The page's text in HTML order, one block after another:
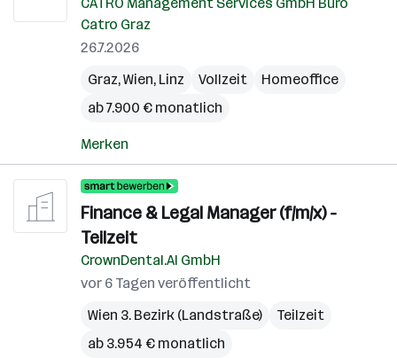
Catro Graz
26.7.2026
Graz,Wien, Linz Vollzeit
Homeoffice
ab 7.900 € monatlich
Merken
Finance & Legal Manager (f/m/x) -
Teilzeit
CrownDental.AI GmbH
vor 6 Tagen veröffentlicht
Wien 3. Bezirk (Landstraße)
Teilzeit
ab 3.954 € monatlich